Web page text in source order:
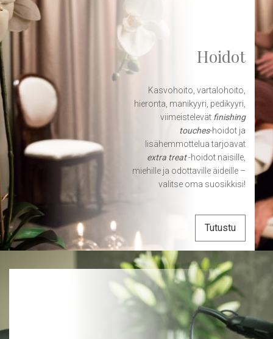
Hoidot
Kasvohoito, vartalohoito,
hieronta, manikyyri, pedikyyri,
viimeistelevät finishing
touches-hoidot ja
lisähemmottelua tarjoavat
extra treat-hoidot naisille,
miehille ja odottaville äideille –
valitse oma suosikkisi!
Tutustu